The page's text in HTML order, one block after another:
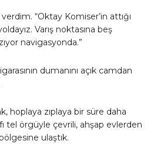
“Oktay Komiser’in attığı
Varış noktasına beş
navigasyonda.”
dumanını açık camdan
hoplaya zıplaya bir süre daha
tel örgüyle çevrili, ahşap evlerden
ulaştık.